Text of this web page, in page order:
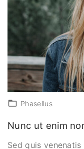
Phasellus
Nunc ut enim
Sed quis